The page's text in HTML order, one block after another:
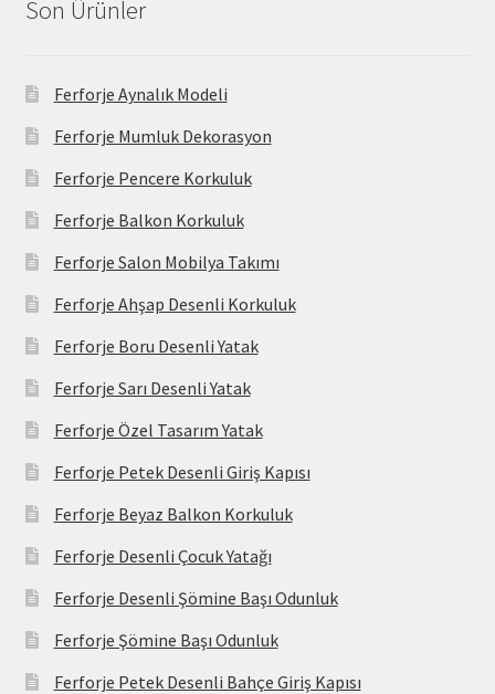
Son Ürünler
Ferforje Aynalık Modeli
Ferforje Mumluk Dekorasyon
Ferforje Pencere Korkuluk
Ferforje Balkon Korkuluk
Ferforje Salon Mobilya Takımı
Ferforje Ahşap Desenli Korkuluk
Ferforje Boru Desenli Yatak
Ferforje Sarı Desenli Yatak
Ferforje Özel Tasarım Yatak
Ferforje Petek Desenli Giriş Kapısı
Ferforje Beyaz Balkon Korkuluk
Ferforje Desenli Çocuk Yatağı
Ferforje Desenli Şömine Başı Odunluk
Ferforje Şömine Başı Odunluk
Ferforje Petek Desenli Bahçe Giriş Kapısı